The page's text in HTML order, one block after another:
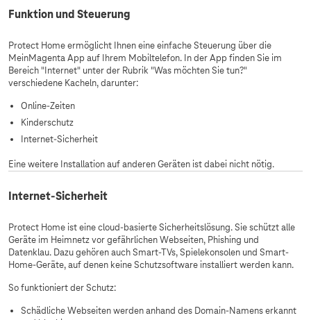
Funktion und Steuerung
Protect Home ermöglicht Ihnen eine einfache Steuerung über die
MeinMagenta App auf Ihrem Mobiltelefon. In der App finden Sie im
Bereich "Internet" unter der Rubrik "Was möchten Sie tun?"
verschiedene Kacheln, darunter:
Online-Zeiten
Kinderschutz
Internet-Sicherheit
Eine weitere Installation auf anderen Geräten ist dabei nicht nötig.
Internet-Sicherheit
Protect Home ist eine cloud-basierte Sicherheitslösung. Sie schützt alle
Geräte im Heimnetz vor gefährlichen Webseiten, Phishing und
Datenklau. Dazu gehören auch Smart-TVs, Spielekonsolen und Smart-
Home-Geräte, auf denen keine Schutzsoftware installiert werden kann.
So funktioniert der Schutz:
Schädliche Webseiten werden anhand des Domain-Namens erkannt